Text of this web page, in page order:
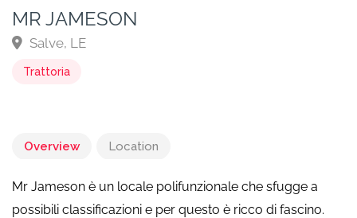
MR JAMESON
Salve, LE
Trattoria
Overview Location
Mr Jameson è un locale polifunzionale che sfugge a
possibili classificazioni e per questo è ricco di fascino.